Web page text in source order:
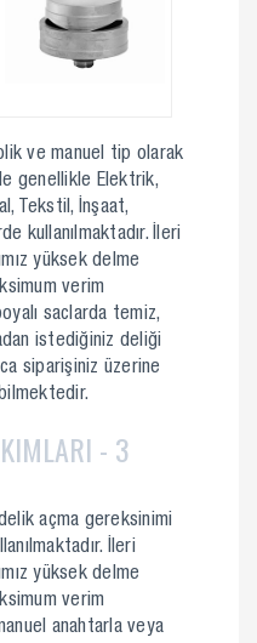
ve manuel tip olarak
genellikle Elektrik,
Tekstil, İnşaat,
kullanılmaktadır. İleri
yüksek delme
verim
saclarda temiz,
istediğiniz deliği
siparişiniz üzerine
- 3
açma gereksinimi
İleri
yüksek delme
verim
anahtarla veya